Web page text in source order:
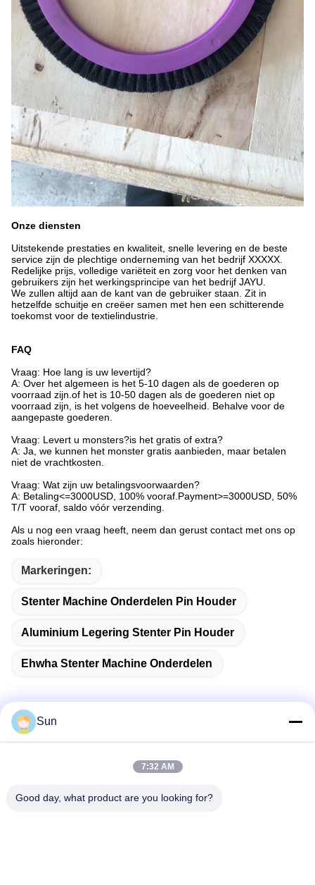
Onze diensten
Uitstekende prestaties en kwaliteit, snelle levering en de beste
service zijn de plechtige onderneming van het bedrijf XXXXX.
Redelijke prijs, volledige variëteit en zorg voor het denken van
gebruikers zijn het werkingsprincipe van het bedrijf JAYU.
We zullen altijd aan de kant van de gebruiker staan. Zit in
hetzelfde schuitje en creëer samen met hen een schitterende
toekomst voor de textielindustrie.
FAQ
Vraag: Hoe lang is uw levertijd?
A: Over het algemeen is het 5-10 dagen als de goederen op
voorraad zijn.of het is 10-50 dagen als de goederen niet op
voorraad zijn, is het volgens de hoeveelheid. Behalve voor de
aangepaste goederen.
Vraag: Levert u monsters?is het gratis of extra?
A: Ja, we kunnen het monster gratis aanbieden, maar betalen
niet de vrachtkosten.
Vraag: Wat zijn uw betalingsvoorwaarden?
A: Betaling<=3000USD, 100% vooraf.Payment>=3000USD, 50%
T/T vooraf, saldo vóór verzending.
Als u nog een vraag heeft, neem dan gerust contact met ons op
zoals hieronder:
Markeringen:
Stenter Machine Onderdelen Pin Houder
Aluminium Legering Stenter Pin Houder
Ehwha Stenter Machine Onderdelen
NO.55 XINSHENG WEG, WUJIN-DISTRICT, CHANGZHOU-
Sun
7:32 AM
Good day, what product are you looking for?